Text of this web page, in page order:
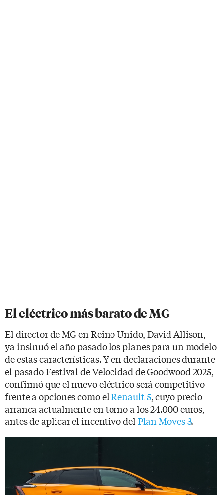
El eléctrico más barato de MG
El director de MG en Reino Unido, David Allison,
ya insinuó el año pasado los planes para un modelo
de estas características. Y en declaraciones durante
el pasado Festival de Velocidad de Goodwood 2025,
confirmó que el nuevo eléctrico será competitivo
frente a opciones como elRenault 5, cuyo precio
arranca actualmente en torno a los 24.000 euros,
antes de aplicar el incentivo del Plan Moves 3.